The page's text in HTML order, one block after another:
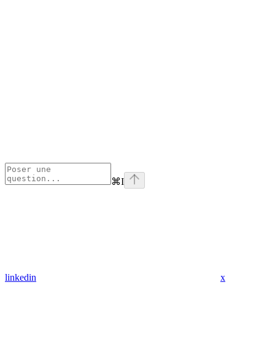
⌘I
linkedin x